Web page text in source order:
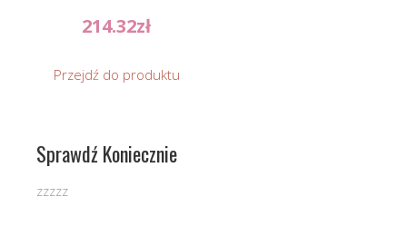
214.32zł
Przejdź do produktu
Sprawdź Koniecznie
zzzzz